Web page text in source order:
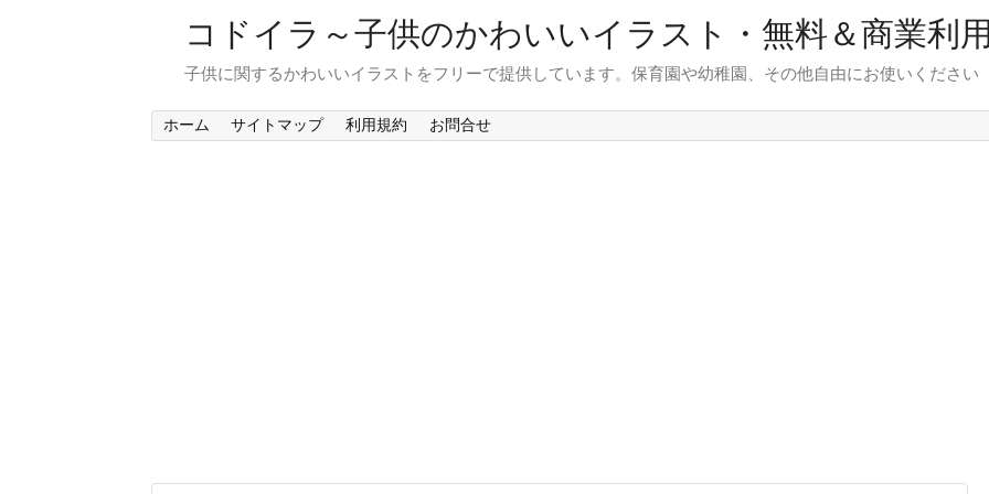
コドイラ～子供のかわいいイラスト・無料＆商業利
子供に関するかわいいイラストをフリーで提供しています。保育園や幼稚園、その他自由にお使いください
ホーム サイトマップ 利用規約 お問合せ